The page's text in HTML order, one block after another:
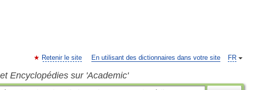
FR
Retenir le site En utilisant des dictionnaires dans votre site
Encyclopédies sur 'Academic'